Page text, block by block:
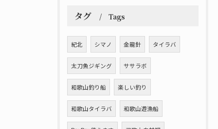
タグ Tags
紀北 シマノ 金龍針 タイラバ
太刀魚ジギング ササラボ
和歌山釣り船 楽しい釣り
和歌山タイラバ 和歌山遊漁船